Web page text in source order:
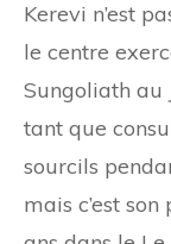
Kerevi n’est
le centre
Sungoliath au
tant que
sourcils
mais c’est